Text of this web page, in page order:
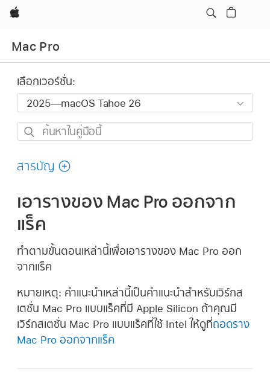
Apple
Mac Pro
เลือกเวอร์ชั่น:
ค้นหา
คู่มือ
สารบัญ
เอารางของ Mac Pro ออกจาก
แร็ค
ทำตามขั้นตอนเหล่านี้เพื่อเอารางของ Mac Pro ออก
จากแร็ค
หมายเหตุ: คำแนะนำเหล่านี้เป็นคำแนะนำสำหรับเวิร์กส
เตชั่น Mac Pro แบบแร็คที่มี Apple Silicon ถ้าคุณมี
เวิร์กสเตชั่น Mac Pro แบบแร็คที่ใช้ Intel ให้ดูที่ถอดราง
Mac Pro ออกจากแร็ค